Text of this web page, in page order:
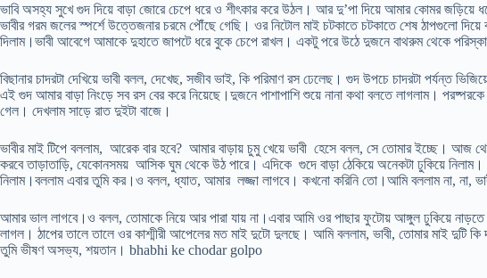
ভাবি অসহ্য সুখে গুদ দিয়ে বাড়া জোরে চেপে ধরে ও শীৎকার করে উঠল। আর দু’পা দিয়ে আমার কোমর জড়িয়ে
ভাবীর গরম জলের স্পর্শে উত্তেজনার চরমে পৌঁছে গেছি। ওর নিটোল মাই চটকাতে চটকাতে শেষ ঠাপগুলো দিয়ে
দিলাম।ভাবী আবেগে আমাকে দুহাতে জাপটে ধরে বুকে চেপে রাখল। একটু পরে উঠে দুজনে বাথরুম থেকে
বিছানার চাদরটা দেখিয়ে ভাবী বলল, দেখেছ, সজীব ভাই, কি পরিমাণ রস ঢেলেছ। গুদ উপচে চাদরটা পর্যন্ত
এই গুদ আমার বাড়া নিংড়ে সব রস বের করে নিয়েছে।দুজনে পাশাপাশি শুয়ে নানা কথা বলতে লাগলাম।
গেল। দেখলাম সাড়ে রাত দুইটা বাজে।
ভাবীর মাই টিপে বললাম, আরেক বার হবে? আমার বাড়ায় চুমু খেয়ে ভাবী হেসে বলল, সে তোমার ইচ্ছে। আজ
করবে তাড়াতাড়ি, যেকোনসময় আসিক ঘুম থেকে উঠ পারে। এদিকে গুদে বাড়া ঠেকিয়ে অনেকটা ঢুকিয়ে
নিলাম।বললাম এবার তুমি কর।ও বলল, ধ্যাত, আমার লজ্জা লাগবে। কখনো করিনি তো।আমি বললাম না, না,
আমার ভাল লাগবে।ও বলল, তোমাকে নিয়ে আর পারা যায় না।এবার আমি ওর পাছার ফুটোয় আঙ্গুল ঢুকিয়ে
লাগল। ঠাপের তালে তালে ওর কাশ্মীরী আপেলের মত মাই দুটো দুলছে। আমি বললাম, ভাবী, তোমার মাই দুটি
তুমি ভীষণ অসভ্য, শয়তান। bhabhi ke chodar golpo